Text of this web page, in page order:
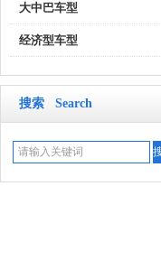
大中巴车型
经济型车型
搜索 Search